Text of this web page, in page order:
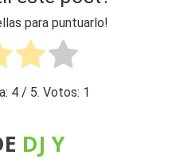
para puntuarlo!
4/ 5. Votos: 1
DJ Y